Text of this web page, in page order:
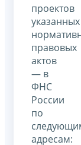
проектов
указанных
правовых
актов
— в
ФНС
России
по
адресам: